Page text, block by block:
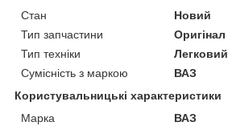
Стан
Новий
Тип запчастини
Оригінал
Тип техніки
Сумісність з маркою
ВАЗ
Користувальницькі характеристики
Марка
ВАЗ